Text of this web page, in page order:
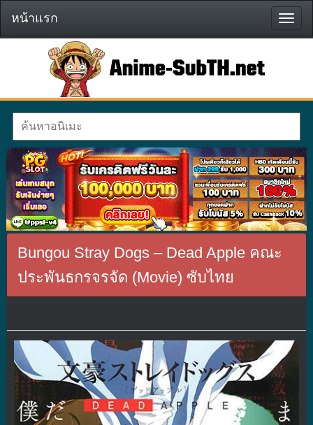
หน้า
แรก
หน้าแรก
Bungou Stray Dogs – Dead Apple คณะ
ประพันธกรจรจัด (Movie) ซับไทย